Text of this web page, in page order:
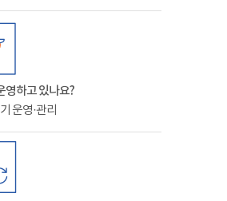
영하고 있나요?
운영·관리